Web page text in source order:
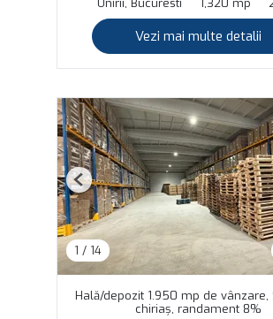
Vezi mai multe detalii
1 / 14
Previous
Hală/depozit 1.950 mp de vânzare,
chiriaș, randament 8%